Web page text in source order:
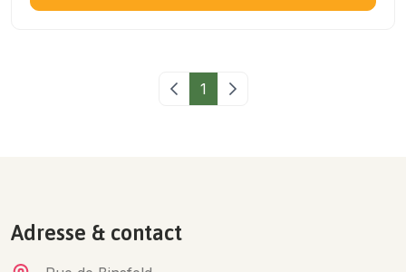
Page précédente
1 Page suivante
Adresse & contact